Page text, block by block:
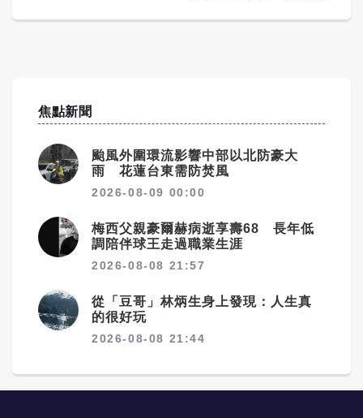
焦點新聞
颱風外圍環流影響中部以北防豪大
雨 花蓮台東需防焚風
2026-08-09 00:00
梅西父親豪爾赫病逝享壽68 長年低
調陪伴球王走過職業生涯
2026-08-08 21:57
從「豆哥」林炳生身上發現：人生真
的很好玩
2026-08-08 21:44